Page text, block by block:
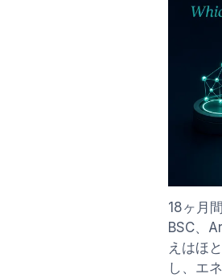
18ヶ月
BSC、
えはほ
し、エ